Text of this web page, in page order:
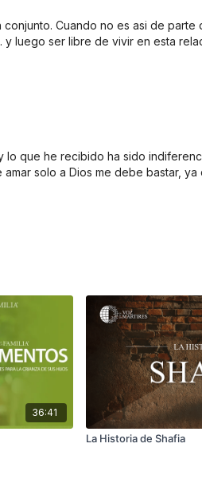
Cuando no es asi de parte
y luego ser libre de vivir en esta
que he recibido ha sido
solo a Dios me debe bastar, ya
36:41
La Historia de Shafia